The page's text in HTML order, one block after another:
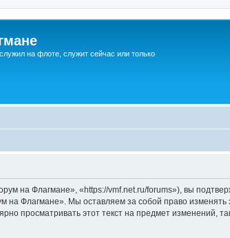
на флоте, служит сейчас или только
на Флагмане», «https://vmf.net.ru/forums»), вы
на Флагмане». Мы оставляем за собой право
просматривать этот текст на предмет изменений,